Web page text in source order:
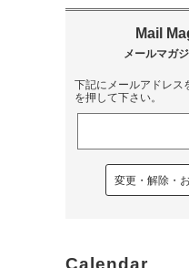
下記にメールアドレ
を押して下さい。
変更・解除・